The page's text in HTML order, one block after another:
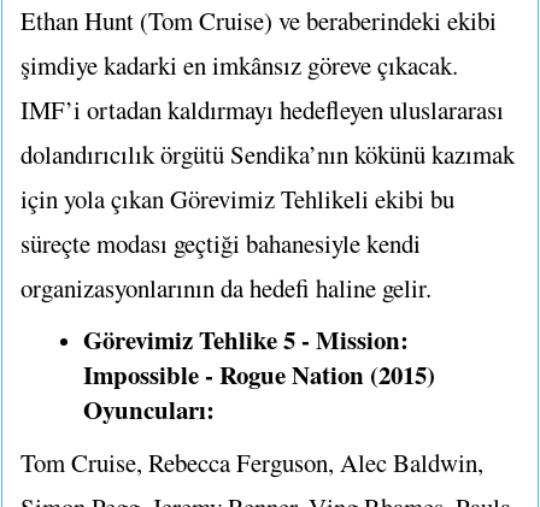
Ethan Hunt (Tom Cruise) ve beraberindeki ekibi
şimdiye kadarki en imkânsız göreve çıkacak.
IMF’i ortadan kaldırmayı hedefleyen uluslararası
dolandırıcılık örgütü Sendika’nın kökünü kazımak
için yola çıkan Görevimiz Tehlikeli ekibi bu
süreçte modası geçtiği bahanesiyle kendi
organizasyonlarının da hedefi haline gelir.
Görevimiz Tehlike 5 - Mission:
Impossible - Rogue Nation (2015)
Oyuncuları:
Tom Cruise, Rebecca Ferguson, Alec Baldwin,